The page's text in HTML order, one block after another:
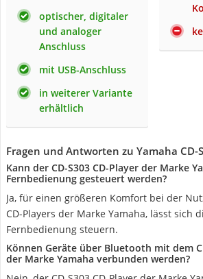
optischer, digitaler
und analoger
Anschluss
mit USB-Anschluss
in weiterer Variante
erhältlich
Fragen und Antworten zu Yamaha CD-
Kann der CD-S303 CD-Player der Marke
Fernbedienung gesteuert werden?
Ja, für einen größeren Komfort bei der
CD-Players der Marke Yamaha, lässt sich
Fernbedienung steuern.
Können Geräte über Bluetooth mit dem
der Marke Yamaha verbunden werden?